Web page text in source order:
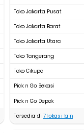
Toko Jakarta Pusat
Toko Jakarta Barat
Toko Jakarta Utara
Toko Tangerang
Toko Cikupa
Pick n Go Bekasi
Pick n Go Depok
Tersedia di 7 lokasi lain